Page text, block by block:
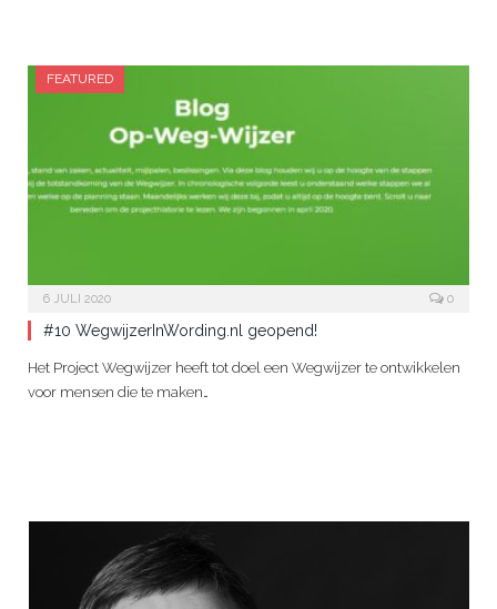
FEATURED
6 JULI 2020 0
#10 WegwijzerInWording.nl geopend!
Het Project Wegwijzer heeft tot doel een Wegwijzer te ontwikkelen
voor mensen die te maken…